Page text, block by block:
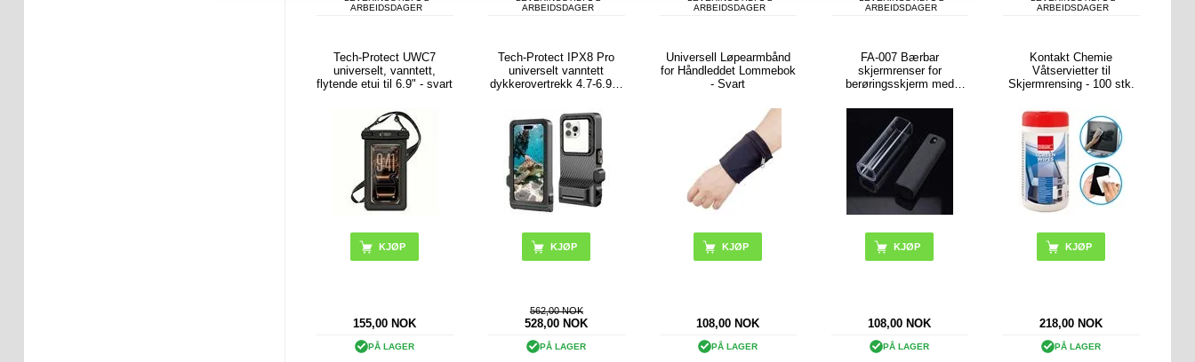
ARBEIDSDAGER
ARBEIDSDAGER
ARBEIDSDAGER
ARBEIDSDAGER
ARBEIDSDAGER
Tech-Protect UWC7
universelt, vanntett,
flytende etui til 6.9" - svart
155,00 NOK
PÅ LAGER
Tech-Protect IPX8 Pro
universelt vanntett
dykkerovertrekk 4.7-6.9" -
562,00 NOK
528,00 NOK
PÅ LAGER
Universell Løpearmbånd
for Håndleddet Lommebok
- Svart
108,00 NOK
PÅ LAGER
FA-007 Bærbar
skjermrenser for
berøringsskjerm med
mobiltelefoner, nettbrett
og bærbare datamaskiner
(uten væske)
KJØP
108,00 NOK
PÅ LAGER
Kontakt Chemie
Våtservietter til
Skjermrensing - 100 stk.
218,00 NOK
PÅ LAGER